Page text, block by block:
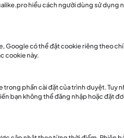
hiểu cách người dùng sử dụng
Google có thể đặt cookie riêng theo
cookie này.
trong phần cài đặt của trình duyệt. Tuy
bạn không thể đăng nhập hoặc đặt